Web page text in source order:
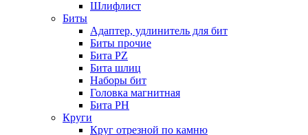
Шлифлист
Биты
Адаптер, удлинитель для бит
Биты прочие
Бита PZ
Бита шлиц
Наборы бит
Головка магнитная
Бита PH
Круги
Круг отрезной по камню